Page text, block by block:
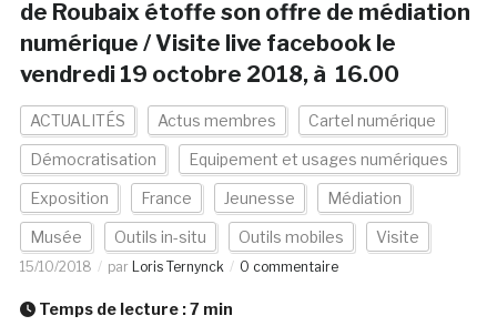
de Roubaix étoffe son offre de médiation
numérique / Visite live facebook le
vendredi 19 octobre 2018, à 16.00
ACTUALITÉS Actus membres Cartel numérique
Démocratisation Equipement et usages numériques
Exposition France Jeunesse Médiation
Musée Outils in-situ Outils mobiles Visite
15/10/2018 par Loris Ternynck 0 commentaire
Temps de lecture :7 min